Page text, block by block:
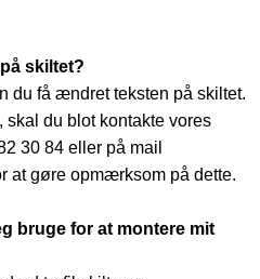
skiltet?
du få ændret teksten på skiltet.
skal du blot kontakte vores
30 84 eller på mail
at gøre opmærksom på dette.
bruge for at montere mit